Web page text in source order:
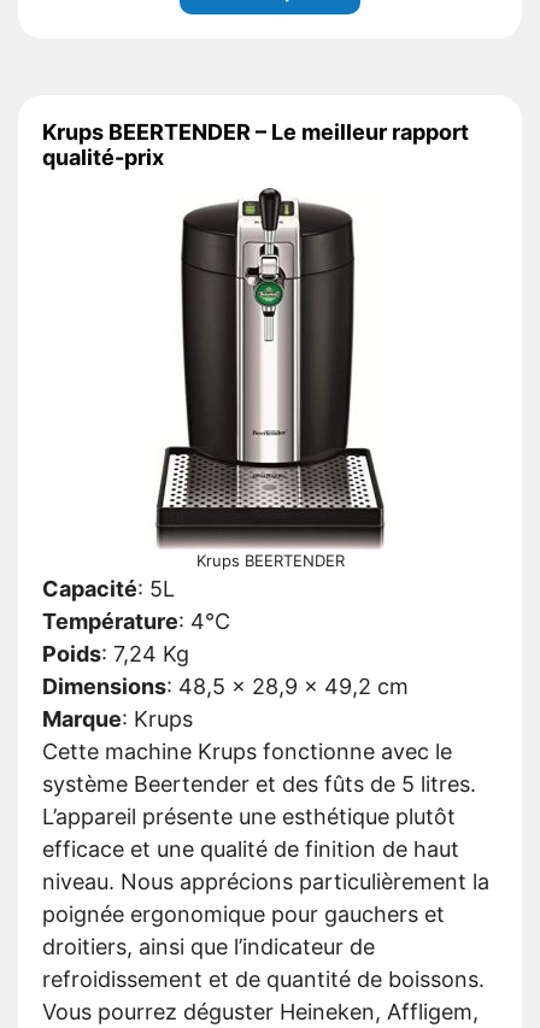
Krups BEERTENDER – Le meilleur rapport
qualité-prix
Krups BEERTENDER
Capacité: 5L
Température: 4°C
Poids: 7,24 Kg
Dimensions: 48,5 x 28,9 x 49,2 cm
Marque: Krups
Cette machine Krups fonctionne avec le
système Beertender et des fûts de 5 litres.
L’appareil présente une esthétique plutôt
efficace et une qualité de finition de haut
niveau. Nous apprécions particulièrement la
poignée ergonomique pour gauchers et
droitiers, ainsi que l’indicateur de
refroidissement et de quantité de boissons.
Vous pourrez déguster Heineken, Affligem,